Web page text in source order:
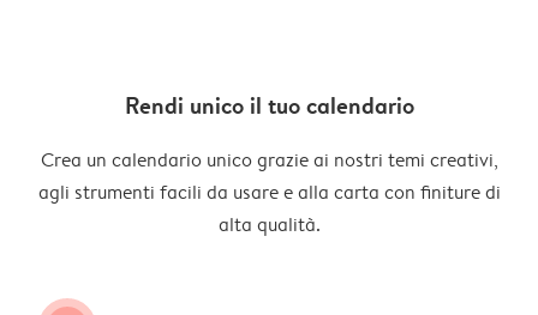
Rendi unico il tuo calendario
Crea un calendario unico grazie ai nostri temi creativi,
agli strumenti facili da usare e alla carta con finiture di
alta qualità.